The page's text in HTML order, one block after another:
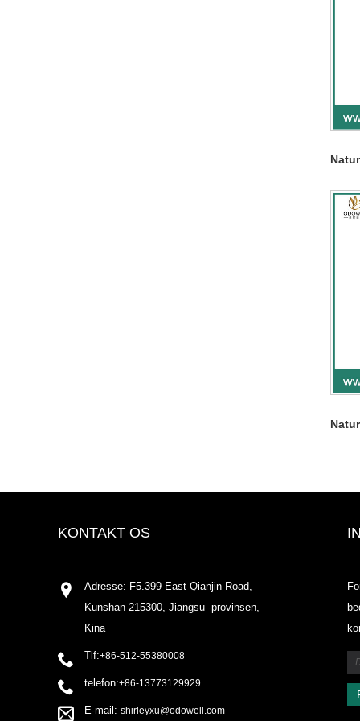
KONTAKT OS
Adresse: F5.399 East Qianjin Road,
Kunshan 215300, Jiangsu -provinsen,
Kina
Tlf:+86-512-55380008
telefon:+86-13773129929
E-mail: shirleyxu@odowell.com